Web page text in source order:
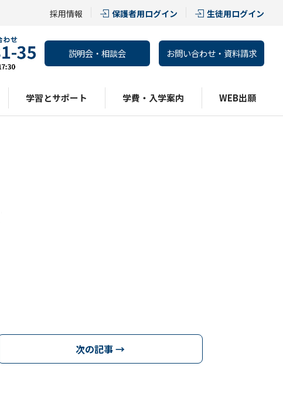
採用情報 保護者用ログイン 生徒用ログイン
説明会・相談会 お問い合わせ・資料請求
学習とサポート 学費・入学案内 WEB出願
次の記事 →